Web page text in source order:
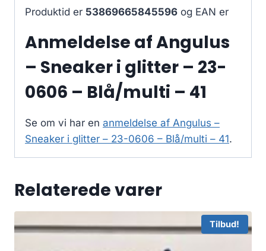
Produktid er 53869665845596 og EAN er
Anmeldelse af Angulus
– Sneaker i glitter – 23-
0606 – Blå/multi – 41
Se om vi har en anmeldelse af Angulus –
Sneaker i glitter – 23-0606 – Blå/multi – 41.
Relaterede varer
Tilbud!